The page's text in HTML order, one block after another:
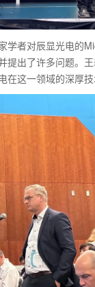
学者对辰显光电的
提出了许多问题。
在这一领域的深厚技